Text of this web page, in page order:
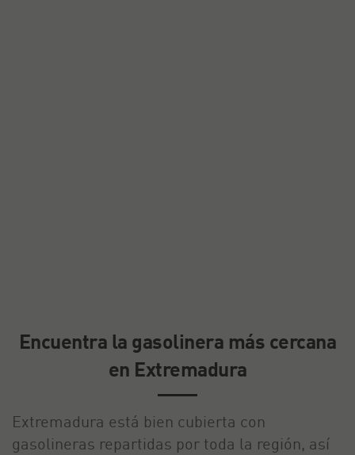
Encuentra la gasolinera más cercana
en Extremadura
Extremadura está bien cubierta con
gasolineras repartidas por toda la región, así